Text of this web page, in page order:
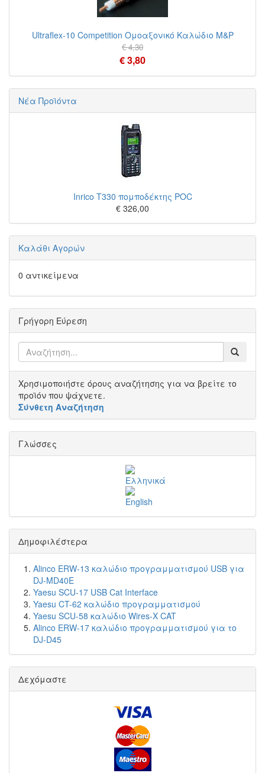
Ultraflex-10 Competition Ομοαξονικό Καλώδιο M&P
€ 4,30
€ 3,80
Νέα Προϊόντα
Inrico T330 πομποδέκτης POC
€ 326,00
Καλάθι Αγορών
0 αντικείμενα
Γρήγορη Εύρεση
Χρησιμοποιήστε όρους αναζήτησης για να βρείτε το
προϊόν που ψάχνετε.
Σύνθετη Αναζήτηση
Γλώσσες
Δημοφιλέστερα
Alinco ERW-13 καλώδιο προγραμματισμού USB για
DJ-MD40E
Yaesu SCU-17 USB Cat Interface
Yaesu CT-62 καλώδιο προγραμματισμού
Yaesu SCU-58 καλώδιο Wires-X CAT
Alinco ERW-17 καλώδιο προγραμματισμού για το
DJ-D45
Δεχόμαστε